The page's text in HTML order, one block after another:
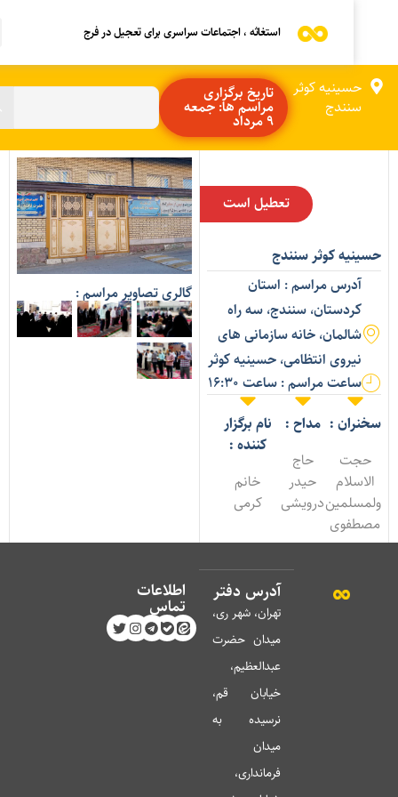
استغاثه ، اجتماعات سراسری برای تعجیل در فرج
حسینیه کوثر
سنندج
تاریخ برگزاری
مراسم ها: جمعه
9 مرداد
تعطیل است
کوثر سنندج
آدرس مراسم : استان
کردستان، سنندج، سه راه
شالمان، خانه سازمانی های
نیروی انتظامی، حسینیه کوثر
ساعت مراسم : ساعت 16:30
:
حجت
الاسلام
مداح :
حیدر
درویشی
نام برگزار
کننده :
خانم
کرمی
گالری تصاویر مراسم :
آدرس دفتر
تهران، شهر ری،
میدان حضرت
عبدالعظیم،
خیابان قم،
نرسیده به
میدان
فرمانداری،
اطلاعات
تماس